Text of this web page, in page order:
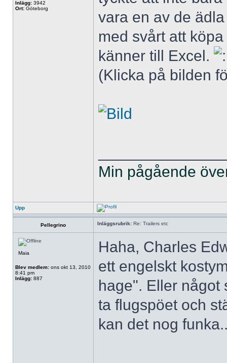
Inlägg: 3942
Ort: Göteborg
vara en av de
med svårt att
känner till Excel.
(Klicka på bilden
Min pågående
Upp
Pellegrino Inläggsrubrik: Re: Trailers etc
Maia
Blev medlem: ons okt 13, 2010
8:41 pm
Inlägg: 887
Haha, Charles
ett engelskt
hage". Eller något
ta flugspöet och
kan det nog